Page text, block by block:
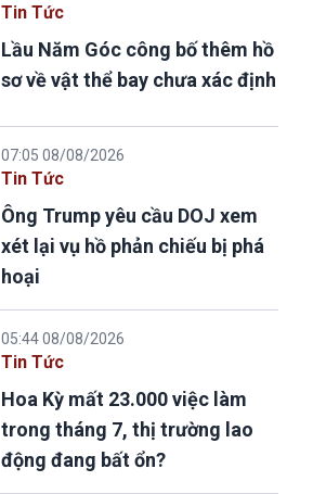
Tin Tức
Lầu Năm Góc công bố thêm hồ
sơ về vật thể bay chưa xác định
07:05 08/08/2026
Tin Tức
Ông Trump yêu cầu DOJ xem
xét lại vụ hồ phản chiếu bị phá
hoại
05:44 08/08/2026
Tin Tức
Hoa Kỳ mất 23.000 việc làm
trong tháng 7, thị trường lao
động đang bất ổn?